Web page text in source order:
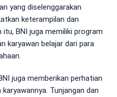
yang diselenggarakan
keterampilan dan
itu, BNI juga memiliki program
karyawan belajar dari para
juga memberikan perhatian
Tunjangan dan